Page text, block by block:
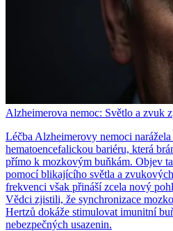
Alzheimerova nemoc: Světlo a zvuk
Léčba Alzheimerovy nemoci
hematoencefalickou bariéru, která
přímo k mozkovým buňkám. Objev
pomocí blikajícího světla a
frekvenci však přináší zcela nový
Vědci zjistili, že synchronizace
Hertzů dokáže stimulovat imunitní
nebezpečných usazenin.